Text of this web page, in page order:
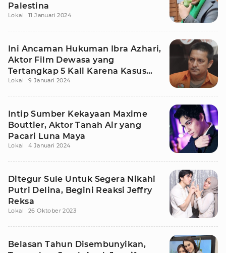
Palestina
Lokal 11 Januari 2024
Ini Ancaman Hukuman Ibra Azhari,
Aktor Film Dewasa yang
Tertangkap 5 Kali Karena Kasus
Narkoba
Lokal 9 Januari 2024
Intip Sumber Kekayaan Maxime
Bouttier, Aktor Tanah Air yang
Pacari Luna Maya
Lokal 4 Januari 2024
Ditegur Sule Untuk Segera Nikahi
Putri Delina, Begini Reaksi Jeffry
Reksa
Lokal 26 Oktober 2023
Belasan Tahun Disembunyikan,